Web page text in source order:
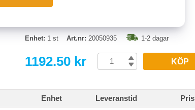
Enhet: 1 st Art.nr: 20050935 1-2 dagar
1192.50 kr KÖP
Enhet Leveranstid Pris